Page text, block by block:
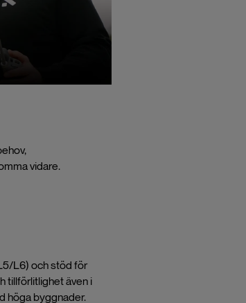
vidare.
L6) och stöd för
tillförlitlighet även i
höga byggnader.